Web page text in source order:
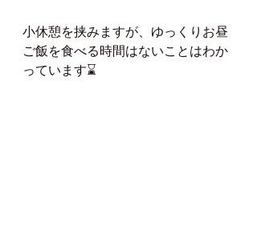
小休憩を挟みますが、ゆっくりお昼
ご飯を食べる時間はないことはわか
っています⌛️